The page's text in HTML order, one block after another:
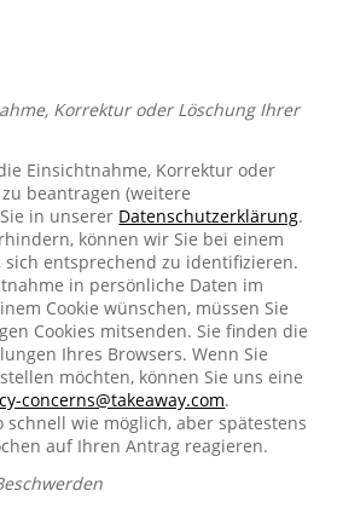
Korrektur oder Löschung Ihrer
Einsichtnahme, Korrektur oder
beantragen (weitere
in unserer Datenschutzerklärung.
können wir Sie bei einem
entsprechend zu identifizieren.
in persönliche Daten im
Cookie wünschen, müssen Sie
Cookies mitsenden. Sie finden die
Ihres Browsers. Wenn Sie
möchten, können Sie uns eine
concerns@takeaway.com.
schnell wie möglich, aber spätestens
auf Ihren Antrag reagieren.